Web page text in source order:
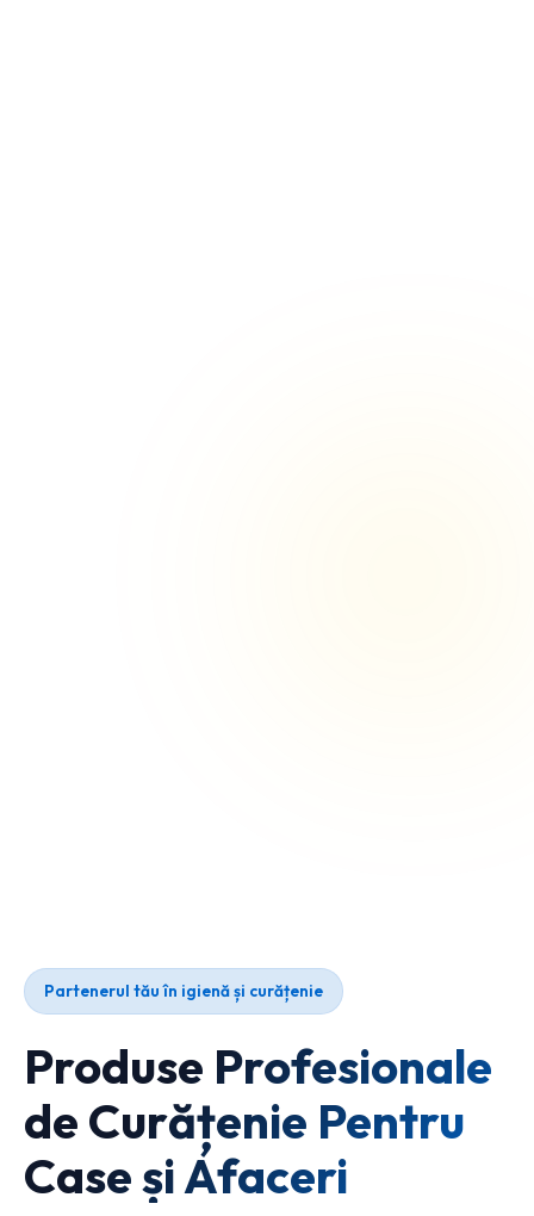
Partenerul tău în igienă și curățenie
Produse Profesionale
de Curățenie Pentru
Case și Afaceri